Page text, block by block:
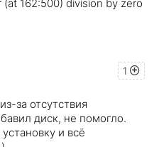
162:500) division by zero
1
за отсутствия
диск, не помогло.
и всё